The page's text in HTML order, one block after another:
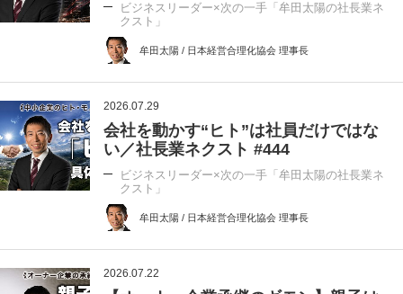
ビジネスリーダー×次の一手「牟田太陽の社長業ネ
クスト」
牟田太陽 / 日本経営合理化協会 理事長
2026.07.29
会社を動かす“ヒト”は社員だけではな
い／社長業ネクスト #444
ビジネスリーダー×次の一手「牟田太陽の社長業ネ
クスト」
牟田太陽 / 日本経営合理化協会 理事長
2026.07.22